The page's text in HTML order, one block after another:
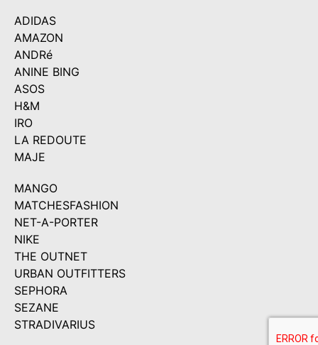
ADIDAS
AMAZON
ANDRé
ANINE BING
ASOS
H&M
IRO
LA REDOUTE
MAJE
MANGO
MATCHESFASHION
NET-A-PORTER
NIKE
THE OUTNET
URBAN OUTFITTERS
SEPHORA
SEZANE
STRADIVARIUS